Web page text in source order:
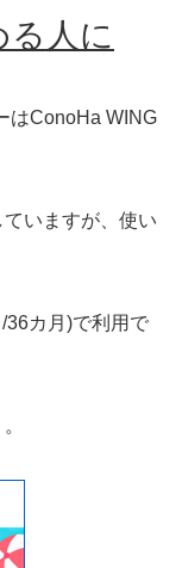
人に
はConoHa WING
いますが、使い
36カ月)で利用で